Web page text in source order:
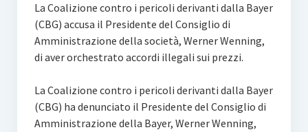
La Coalizione contro i pericoli derivanti dalla Bayer
(CBG) accusa il Presidente del Consiglio di
Amministrazione della società, Werner Wenning,
di aver orchestrato accordi illegali sui prezzi.
La Coalizione contro i pericoli derivanti dalla Bayer
(CBG) ha denunciato il Presidente del Consiglio di
Amministrazione della Bayer, Werner Wenning,